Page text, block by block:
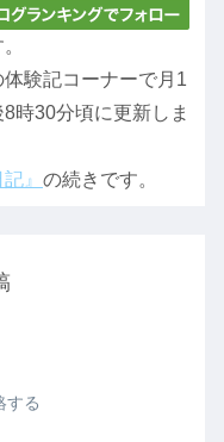
体験記コーナーで月1
時30分頃に更新しま
』 の続きです。
する